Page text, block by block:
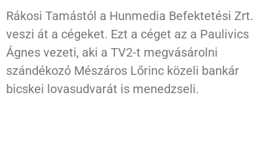
Rákosi Tamástól a Hunmedia Befektetési Zrt.
veszi át a cégeket. Ezt a céget az a Paulivics
Ágnes vezeti, aki a TV2-t megvásárolni
szándékozó Mészáros Lőrinc közeli bankár
bicskei lovasudvarát is menedzseli.